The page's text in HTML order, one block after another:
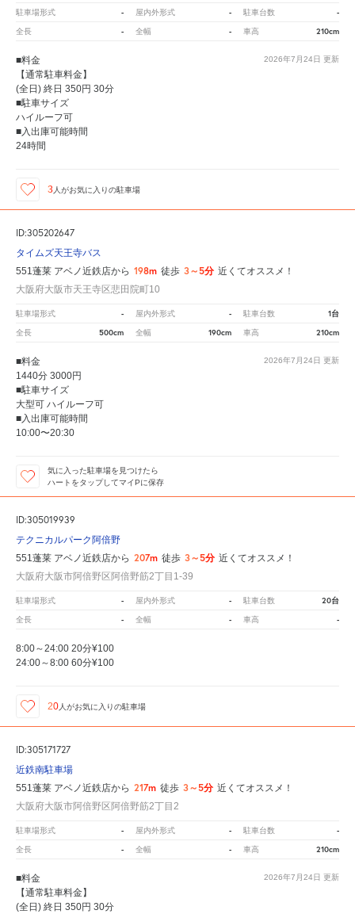
駐車場形式 - 屋内外形式 - 駐車台数 -
全長 - 全幅 - 車高 210cm
2026年7月24日 更新
■料金
【通常駐車料金】
(全日) 終日 350円 30分
■駐車サイズ
ハイルーフ可
■入出庫可能時間
24時間
3 人がお気に入りの駐車場
ID:305202647
タイムズ天王寺バス
551蓬莱 アベノ近鉄店から 198m 徒歩 3～5分 近くてオススメ！
大阪府大阪市天王寺区悲田院町10
駐車場形式 - 屋内外形式 - 駐車台数 1台
全長 500cm 全幅 190cm 車高 210cm
2026年7月24日 更新
■料金
1440分 3000円
■駐車サイズ
大型可 ハイルーフ可
■入出庫可能時間
10:00〜20:30
気に入った駐車場を見つけたら
ハートをタップしてマイPに保存
ID:305019939
テクニカルパーク阿倍野
551蓬莱 アベノ近鉄店から 207m 徒歩 3～5分 近くてオススメ！
大阪府大阪市阿倍野区阿倍野筋2丁目1-39
駐車場形式 - 屋内外形式 - 駐車台数 20台
全長 - 全幅 - 車高 -
8:00～24:00 20分¥100
24:00～8:00 60分¥100
20 人がお気に入りの駐車場
ID:305171727
近鉄南駐車場
551蓬莱 アベノ近鉄店から 217m 徒歩 3～5分 近くてオススメ！
大阪府大阪市阿倍野区阿倍野筋2丁目2
駐車場形式 - 屋内外形式 - 駐車台数 -
全長 - 全幅 - 車高 210cm
2026年7月24日 更新
■料金
【通常駐車料金】
(全日) 終日 350円 30分